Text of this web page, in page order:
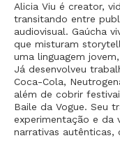
Alicia Viu é creator,
transitando entre
audiovisual. Gaúcha
que misturam
uma linguagem
Já desenvolveu
Coca-Cola,
além de cobrir
Baile da Vogue. Seu
experimentação e da
narrativas autênticas,